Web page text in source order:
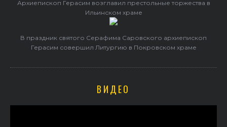
Архиепископ Герасим возглавил престольные торжества в
Ильинском храме
В праздник святого Серафима Саровского архиепископ
Герасим совершил Литургию в Покровском храме
ВИДЕО